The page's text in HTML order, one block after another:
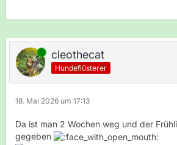
Online cleothecat
Hundeflüsterer
18. Mai 2026 um 17:13
Da ist man 2 Wochen weg und der
gegeben